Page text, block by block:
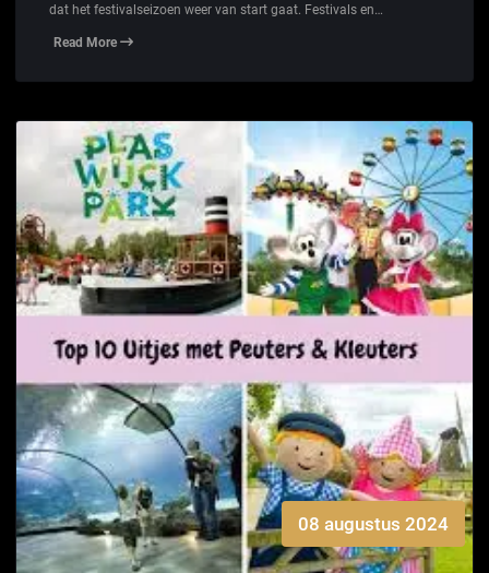
dat het festivalseizoen weer van start gaat. Festivals en…
Read More
08 augustus 2024